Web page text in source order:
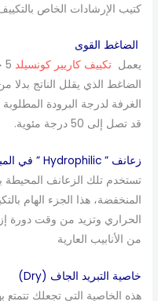
كتيب الإرشادات الخاص
الضاغط القوى
يعمل تكييف كاريير كونسيلد
الضاغط الذي يقلل الناتج
الغرفة لدرجة البرودة
قد تصل إلى 50 درجة مئوية.
زعانف ” Hydrophilic ” في المبخر
تستخدم تلك الزعانف المحيطة
المنخفضة، هذا الجزء الهام
الحراري وتزيد من وقت دورة
من الأنابيب العارية
خاصية التبريد الجاف (Dry)
هذه الخاصية التى تجعلك